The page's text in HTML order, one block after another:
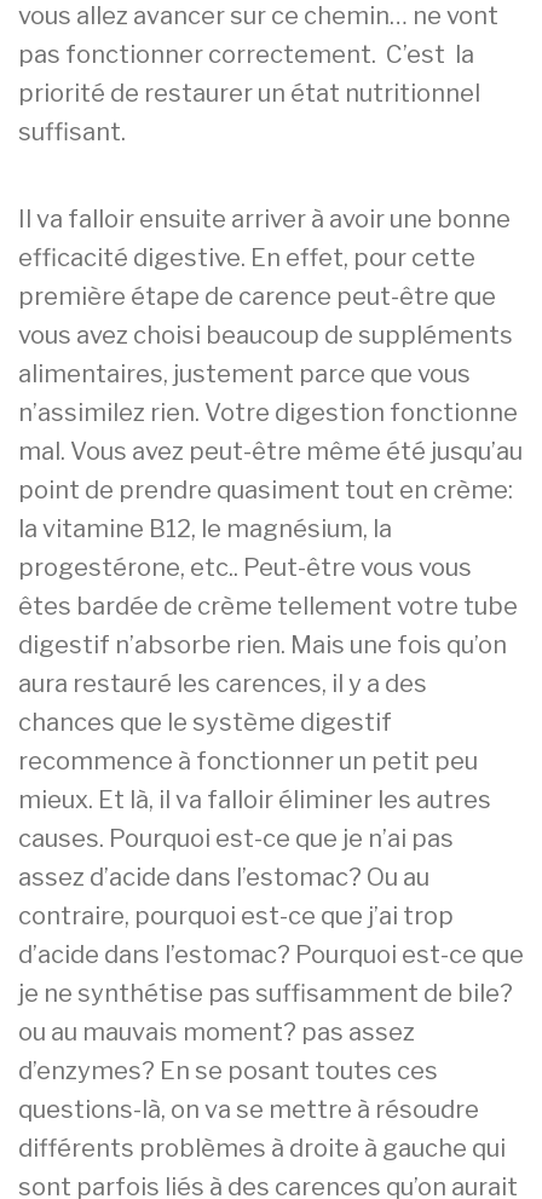
vous allez avancer sur ce chemin… ne vont
pas fonctionner correctement. C’est la
priorité de restaurer un état nutritionnel
suffisant.
Il va falloir ensuite arriver à avoir une bonne
efficacité digestive. En effet, pour cette
première étape de carence peut-être que
vous avez choisi beaucoup de suppléments
alimentaires, justement parce que vous
n’assimilez rien. Votre digestion fonctionne
mal. Vous avez peut-être même été jusqu’au
point de prendre quasiment tout en crème:
la vitamine B12, le magnésium, la
progestérone, etc.. Peut-être vous vous
êtes bardée de crème tellement votre tube
digestif n’absorbe rien. Mais une fois qu’on
aura restauré les carences, il y a des
chances que le système digestif
recommence à fonctionner un petit peu
mieux. Et là, il va falloir éliminer les autres
causes. Pourquoi est-ce que je n’ai pas
assez d’acide dans l’estomac? Ou au
contraire, pourquoi est-ce que j’ai trop
d’acide dans l’estomac? Pourquoi est-ce que
je ne synthétise pas suffisamment de bile?
ou au mauvais moment? pas assez
d’enzymes? En se posant toutes ces
questions-là, on va se mettre à résoudre
différents problèmes à droite à gauche qui
sont parfois liés à des carences qu’on aurait